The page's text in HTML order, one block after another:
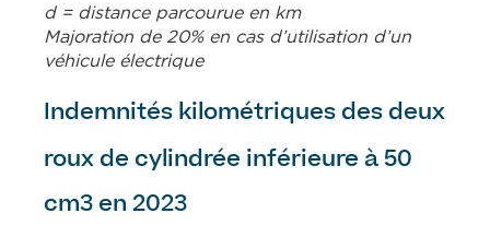
d = distance parcourue en km
Majoration de 20% en cas d’utilisation d’un
véhicule électrique
Indemnités kilométriques des deux
roux de cylindrée inférieure à 50
cm3 en 2023